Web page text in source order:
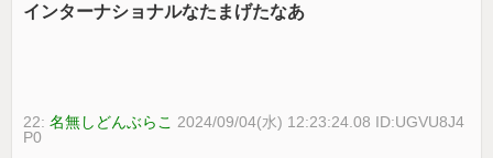
インターナショナルなたまげたなあ
22:名無しどんぶらこ 2024/09/04(水) 12:23:24.08 ID:UGVU8J4
P0